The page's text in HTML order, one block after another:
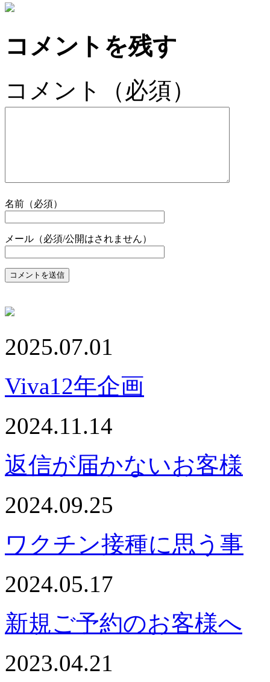
コメントを残す
コメント（必須）
名前（必須）
メール（必須/公開はされません）
2025.07.01
Viva12年企画
2024.11.14
返信が届かないお客様
2024.09.25
ワクチン接種に思う事
2024.05.17
新規ご予約のお客様へ
2023.04.21